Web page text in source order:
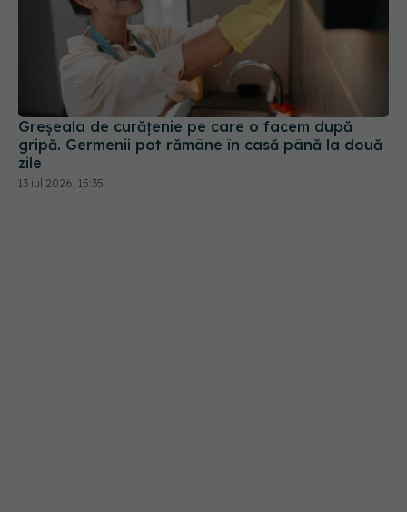
Greșeala de curățenie pe care o facem după
gripă. Germenii pot rămâne în casă până la două
zile
13 iul 2026, 15:35